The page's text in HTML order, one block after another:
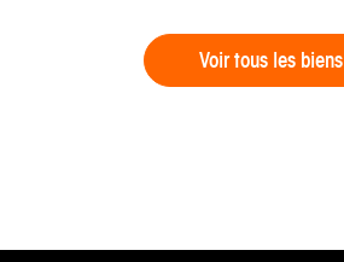
Voir tous les biens